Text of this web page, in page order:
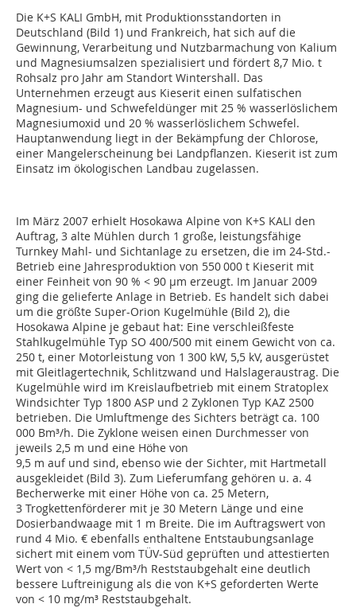
Die K+S KALI GmbH, mit Produktionsstandorten in
Deutschland (Bild 1) und Frankreich, hat sich auf die
Gewinnung, Verarbeitung und Nutzbarmachung von Kalium
und Magnesiumsalzen spezialisiert und fördert 8,7 Mio. t
Rohsalz pro Jahr am Standort Wintershall. Das
Unternehmen erzeugt aus Kieserit einen sulfatischen
Magnesium- und Schwefeldünger mit 25 % wasserlöslichem
Magnesiumoxid und 20 % wasserlöslichem Schwefel.
Hauptanwendung liegt in der Bekämpfung der Chlorose,
einer Mangelerscheinung bei Landpflanzen. Kieserit ist zum
Einsatz im ökologischen Landbau zugelassen.
Im März 2007 erhielt Hosokawa Alpine von K+S KALI den
Auftrag, 3 alte Mühlen durch 1 große, leistungsfähige
Turnkey Mahl- und Sichtanlage zu ersetzen, die im 24-Std.-
Betrieb eine Jahresproduktion von 550 000 t Kieserit mit
einer Feinheit von 90 % < 90 µm erzeugt. Im Januar 2009
ging die gelieferte Anlage in Betrieb. Es handelt sich dabei
um die größte Super-Orion Kugelmühle (Bild 2), die
Hosokawa Alpine je gebaut hat: Eine verschleißfeste
Stahlkugelmühle Typ SO 400/500 mit einem Gewicht von ca.
250 t, einer Motorleistung von 1 300 kW, 5,5 kV, ausgerüstet
mit Gleitlagertechnik, Schlitzwand und Halslageraustrag. Die
Kugelmühle wird im Kreislaufbetrieb mit einem Stratoplex
Windsichter Typ 1800 ASP und 2 Zyklonen Typ KAZ 2500
betrieben. Die Umluftmenge des Sichters beträgt ca. 100
000 Bm³/h. Die Zyklone weisen einen Durchmesser von
jeweils 2,5 m und eine Höhe von
9,5 m auf und sind, ebenso wie der Sichter, mit Hartmetall
ausgekleidet (Bild 3). Zum Lieferumfang gehören u. a. 4
Becherwerke mit einer Höhe von ca. 25 Metern,
3 Trogkettenförderer mit je 30 Metern Länge und eine
Dosierbandwaage mit 1 m Breite. Die im Auftragswert von
rund 4 Mio. € ebenfalls enthaltene Entstaubungsanlage
sichert mit einem vom TÜV-Süd geprüften und attestierten
Wert von < 1,5 mg/Bm³/h Reststaubgehalt eine deutlich
bessere Luftreinigung als die von K+S geforderten Werte
von < 10 mg/m³ Reststaubgehalt.